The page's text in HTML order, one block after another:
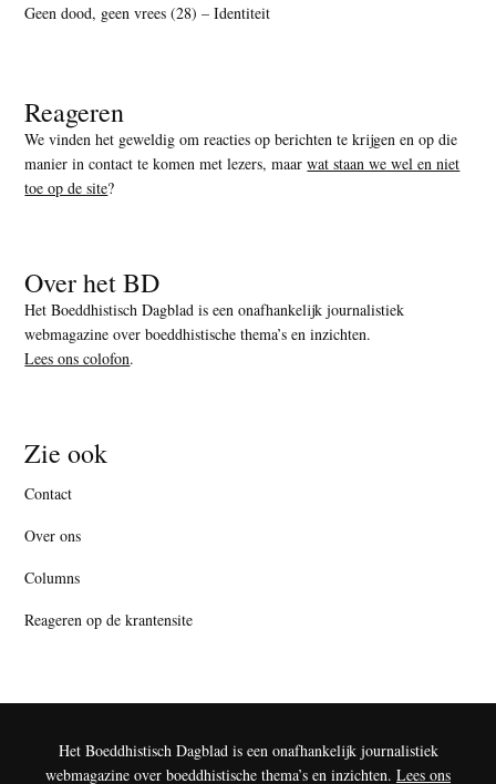
Geen dood, geen vrees (28) – Identiteit
Reageren
We vinden het geweldig om reacties op berichten te krijgen en op die
manier in contact te komen met lezers, maarwat staan we wel en niet
toe op de site?
Over het BD
Het Boeddhistisch Dagblad is een onafhankelijk journalistiek
webmagazine over boeddhistische thema’s en inzichten.
Lees ons colofon.
Zie ook
Contact
Over ons
Columns
Reageren op de krantensite
Het Boeddhistisch Dagblad is een onafhankelijk journalistiek
webmagazine over boeddhistische thema’s en inzichten. Lees ons